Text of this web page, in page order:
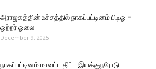
அராஜகத்தின் உச்சத்தில் நாகப்பட்டினம் பிடிஓ –
ஒற்றர் ஓலை
December 9, 2025
நாகப்பட்டினம் மாவட்ட திட்ட இயக்குநரோடு